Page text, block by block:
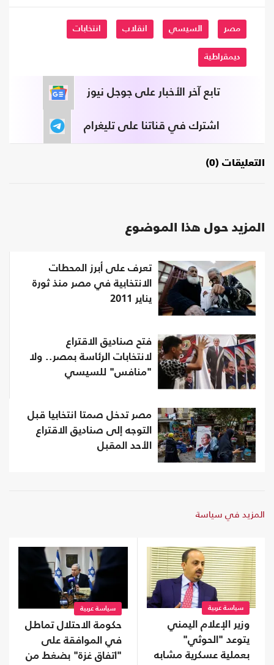
مصر السيسي انقلاب انتخابات
ديمقراطية
تابع آخر الأخبار على جوجل نيوز
اشترك في قناتنا على تليغرام
التعليقات (0)
المزيد حول هذا الموضوع
تعرف على أبرز المحطات
الانتخابية في مصر منذ ثورة
يناير 2011
فتح صناديق الاقتراع
لانتخابات الرئاسة بمصر.. ولا
"منافس" للسيسي
مصر تدخل صمتا انتخابيا قبل
التوجه إلى صناديق الاقتراع
الأحد المقبل
المزيد في سياسة
سياسة عربية
وزير الإعلام اليمني
يتوعد "الحوثي"
بعملية عسكرية مشابه
سياسة عربية
حكومة الاحتلال تماطل
في الموافقة على
"اتفاق غزة" بضغط من